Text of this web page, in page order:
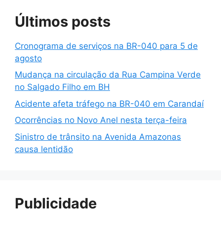
Últimos posts
Cronograma de serviços na BR-040 para 5 de
agosto
Mudança na circulação da Rua Campina Verde
no Salgado Filho em BH
Acidente afeta tráfego na BR-040 em Carandaí
Ocorrências no Novo Anel nesta terça-feira
Sinistro de trânsito na Avenida Amazonas
causa lentidão
Publicidade